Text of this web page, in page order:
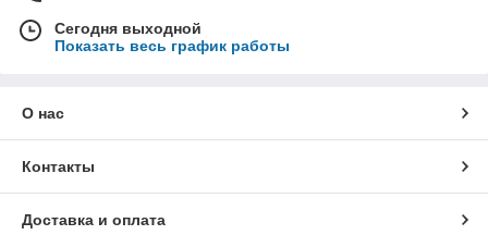
Сегодня выходной
Показать весь график работы
О нас
Контакты
Доставка и оплата